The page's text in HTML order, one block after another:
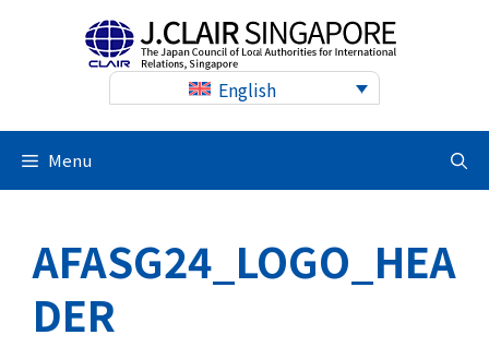
English
Menu
AFASG24_LOGO_HEA
DER